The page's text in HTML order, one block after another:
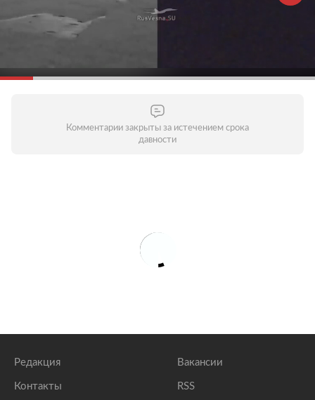
Комментарии закрыты за истечением срока
давности
Редакция
Контакты
Вакансии
RSS